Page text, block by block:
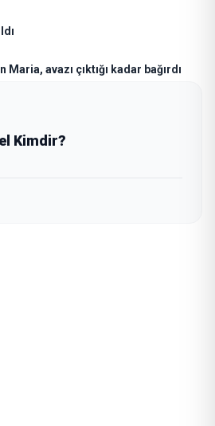
avazı çıktığı kadar bağırdı
Kimdir?